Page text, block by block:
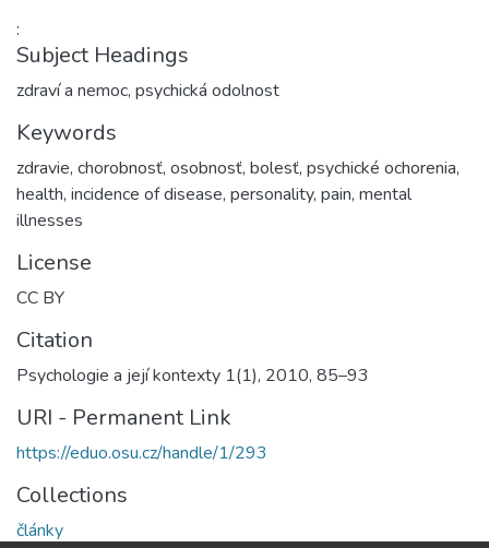
:
Subject Headings
zdraví a nemoc, psychická odolnost
Keywords
zdravie, chorobnosť, osobnosť, bolesť, psychické ochorenia,
health, incidence of disease, personality, pain, mental
illnesses
License
CC BY
Citation
Psychologie a její kontexty 1(1), 2010, 85–93
URI - Permanent Link
https://eduo.osu.cz/handle/1/293
Collections
články